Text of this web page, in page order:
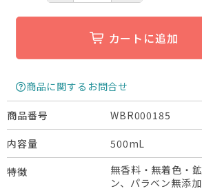
カートに追加
商品に関するお問合せ
商品番号 WBR000185
内容量 500mL
特徴
無香料・無着色・
ン、パラベン無添加